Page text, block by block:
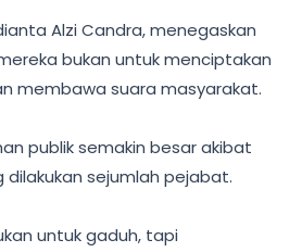
Alzi Candra, menegaskan
bukan untuk menciptakan
membawa suara masyarakat.
publik semakin besar akibat
dilakukan sejumlah pejabat.
untuk gaduh, tapi